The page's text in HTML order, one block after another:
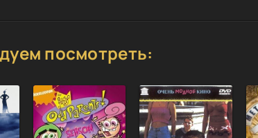
посмотреть: